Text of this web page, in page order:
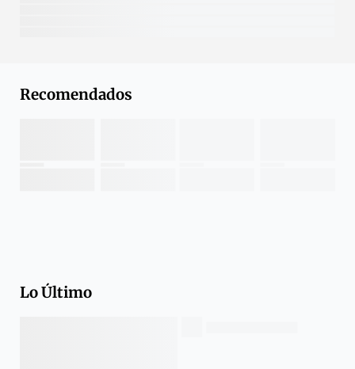
Recomendados
Lo Último